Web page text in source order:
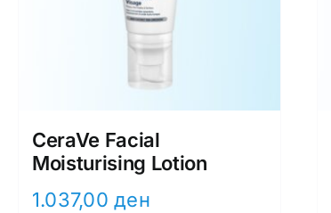
CeraVe Facial
Moisturising Lotion
1.037,00ден